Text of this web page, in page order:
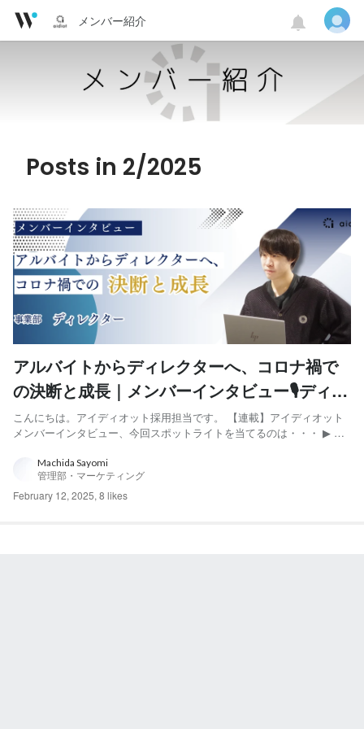
メンバー紹介
Posts in 2/2025
アルバイトからディレクターへ、コロナ禍で
の決断と成長｜メンバーインタビュー🎙ディレ
クター編
こんにちは。アイディオット採用担当です。 【連載】アイディオット
メンバーインタビュー、今回スポットライトを当てるのは・・・ ▶︎ デ
ットへ入社した、お料理上手の若手のホープです！ そんな上村さんの
アイディオットへの入社理由やこれからの展望などお話を聞...
Machida Sayomi
管理部・マーケティング
February 12, 2025, 8 likes